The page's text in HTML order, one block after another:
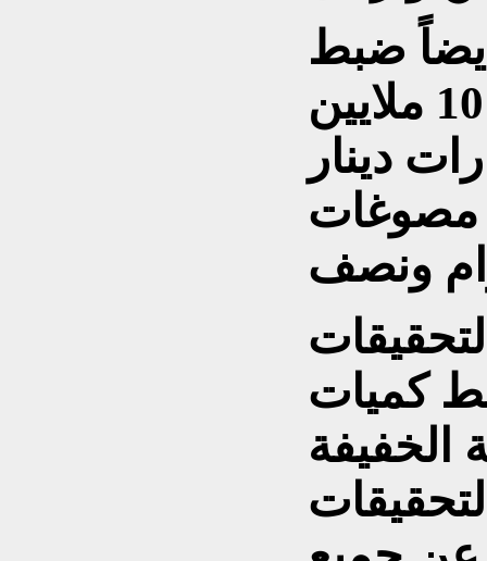
ضبط
مبالغ نقدية تقدر بنحو 10 ملايين
و3 مليارات دينار
مصوغات
كميات
الخفيفة